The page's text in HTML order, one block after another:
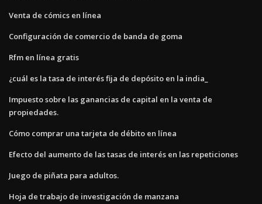
Venta de cómics en línea
Configuración de comercio de banda de goma
Rfm en línea gratis
¿cuál es la tasa de interés fija de depósito en la india_
Impuesto sobre las ganancias de capital en la venta de
propiedades.
Cómo comprar una tarjeta de débito en línea
Efecto del aumento de las tasas de interés en las repeticiones
Juego de piñata para adultos.
Hoja de trabajo de investigación de manzana